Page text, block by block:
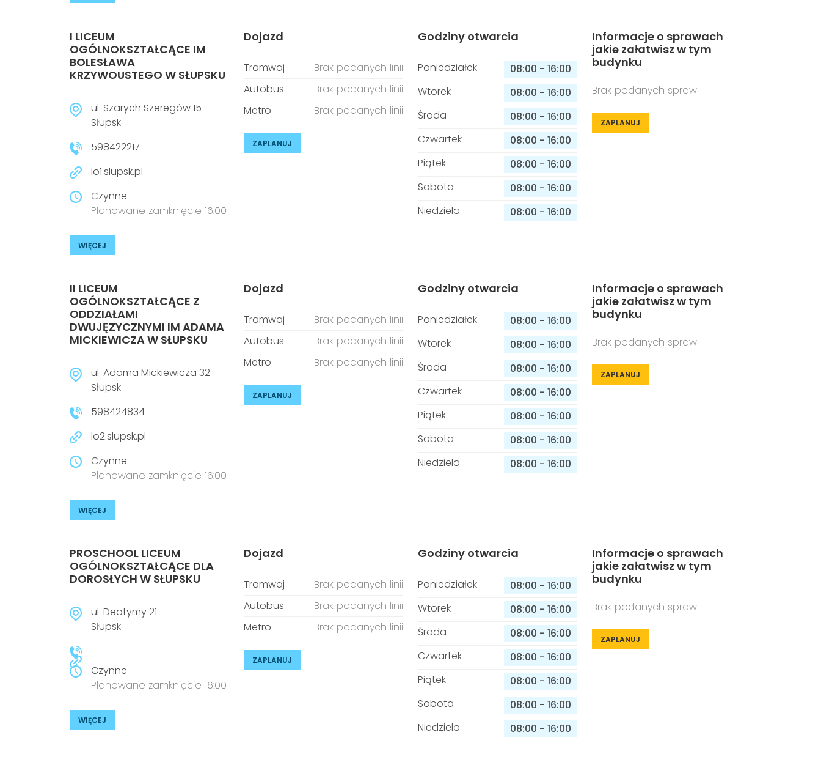
I LICEUM
OGÓLNOKSZTAŁCĄCE IM
BOLESŁAWA
KRZYWOUSTEGO W SŁUPSKU
ul. Szarych Szeregów 15
Słupsk
598422217
lo1.slupsk.pl
Czynne
Planowane zamknięcie 16:00
WIĘCEJ
Dojazd
Tramwaj
Brak podanych linii
Autobus
Brak podanych linii
Metro
Brak podanych linii
ZAPLANUJ
Godziny otwarcia
Poniedziałek 08:00 - 16:00
Wtorek
08:00 - 16:00
Środa
08:00 - 16:00
Czwartek
08:00 - 16:00
Piątek
08:00 - 16:00
Sobota
08:00 - 16:00
Niedziela
08:00 - 16:00
Informacje o sprawach
jakie załatwisz w tym
budynku
Brak podanych spraw
ZAPLANUJ
II LICEUM
OGÓLNOKSZTAŁCĄCE Z
ODDZIAŁAMI
DWUJĘZYCZNYMI IM ADAMA
MICKIEWICZA W SŁUPSKU
ul. Adama Mickiewicza 32
Słupsk
598424834
lo2.slupsk.pl
Czynne
Planowane zamknięcie 16:00
WIĘCEJ
Dojazd
Tramwaj
Brak podanych linii
Autobus
Brak podanych linii
Metro
Brak podanych linii
ZAPLANUJ
Godziny otwarcia
Poniedziałek 08:00 - 16:00
Wtorek
08:00 - 16:00
Środa
08:00 - 16:00
Czwartek
08:00 - 16:00
Piątek
08:00 - 16:00
Sobota
08:00 - 16:00
Niedziela
08:00 - 16:00
Informacje o sprawach
jakie załatwisz w tym
budynku
Brak podanych spraw
ZAPLANUJ
PROSCHOOL LICEUM
OGÓLNOKSZTAŁCĄCE DLA
DOROSŁYCH W SŁUPSKU
ul. Deotymy 21
Słupsk
Czynne
Planowane zamknięcie 16:00
WIĘCEJ
Dojazd
Tramwaj
Brak podanych linii
Autobus
Brak podanych linii
Metro
Brak podanych linii
ZAPLANUJ
Godziny otwarcia
Poniedziałek 08:00 - 16:00
Wtorek
08:00 - 16:00
Środa
08:00 - 16:00
Czwartek
08:00 - 16:00
Piątek
08:00 - 16:00
Sobota
08:00 - 16:00
Niedziela
08:00 - 16:00
Informacje o sprawach
jakie załatwisz w tym
budynku
Brak podanych spraw
ZAPLANUJ